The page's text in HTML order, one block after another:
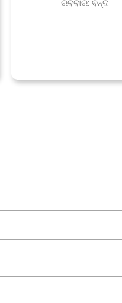
ରବିବାର: ବନ୍ଦ